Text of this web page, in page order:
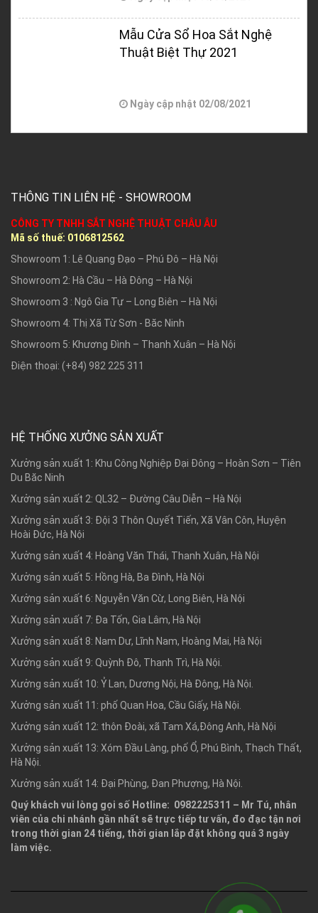
Mẫu Cửa Sổ Hoa Sắt Nghệ
Thuật Biệt Thự 2021
Ngày cập nhật 02/08/2021
THÔNG TIN LIÊN HỆ - SHOWROOM
CÔNG TY TNHH SẮT NGHỆ THUẬT CHÂU ÂU
Mã số thuế: 0106812562
Showroom 1: Lê Quang Đạo – Phú Đô – Hà Nội
Showroom 2: Hà Cầu – Hà Đông – Hà Nội
Showroom 3 : Ngô Gia Tự – Long Biên – Hà Nội
Showroom 4: Thị Xã Từ Sơn - Băc Ninh
Showroom 5: Khương Đình – Thanh Xuân – Hà Nội
Điện thoại: (+84) 982 225 311
HỆ THỐNG XƯỞNG SẢN XUẤT
Xưởng sản xuất 1: Khu Công Nghiệp Đại Đông – Hoàn Sơn – Tiên
Du Băc Ninh
Xưởng sản xuất 2: QL32 – Đường Câu Diễn – Hà Nội
Xưởng sản xuất 3: Đội 3 Thôn Quyết Tiến, Xã Vân Côn, Huyện
Hoài Đức, Hà Nội
Xưởng sản xuất 4: Hoàng Văn Thái, Thanh Xuân, Hà Nội
Xưởng sản xuất 5: Hồng Hà, Ba Đình, Hà Nội
Xưởng sản xuất 6: Nguyễn Văn Cừ, Long Biên, Hà Nội
Xưởng sản xuất 7: Đa Tốn, Gia Lâm, Hà Nội
Xưởng sản xuất 8: Nam Dư, Lĩnh Nam, Hoàng Mai, Hà Nội
Xưởng sản xuất 9: Quỳnh Đô, Thanh Trì, Hà Nội.
Xưởng sản xuất 10: Ỷ Lan, Dương Nội, Hà Đông, Hà Nội.
Xưởng sản xuất 11: phố Quan Hoa, Cầu Giấy, Hà Nội.
Xưởng sản xuất 12: thôn Đoài, xã Tam Xá,Đông Anh, Hà Nội
Xưởng sản xuất 13: Xóm Đầu Làng, phố Ổ, Phú Bình, Thạch Thất,
Hà Nội.
Xưởng sản xuất 14: Đại Phùng, Đan Phượng, Hà Nội.
Quý khách vui lòng gọi số Hotline: 0982225311 – Mr Tú, nhân
viên của chi nhánh gần nhất sẽ trực tiếp tư vấn, đo đạc tận nơi
trong thời gian 24 tiếng, thời gian lắp đặt không quá 3 ngày
làm việc.